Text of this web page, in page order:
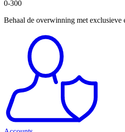
0-300
Behaal de overwinning met exclusieve